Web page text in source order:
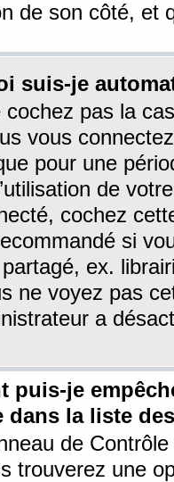
de son côté, et
suis-je
cochez pas la
vous
pour une
de
cochez
si
ex.
ne voyez pas
a
puis-je
dans la liste
de
trouverez une